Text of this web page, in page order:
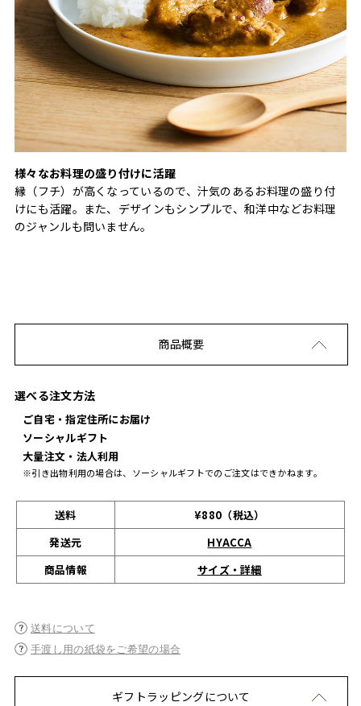
様々なお料理の盛り付けに活躍
縁（フチ）が高くなっているので、汁気のあるお料理の盛り付
けにも活躍。また、デザインもシンプルで、和洋中などお料理
のジャンルも問いません。
商品概要
選べる注文方法
ご自宅・指定住所にお届け
ソーシャルギフト
大量注文・法人利用
※引き出物利用の場合は、ソーシャルギフトでのご注文はできかねます。
送料
¥880（税込）
発送元
HYACCA
商品情報
サイズ・詳細
送料について
手渡し用の紙袋をご希望の場合
ギフトラッピングについて